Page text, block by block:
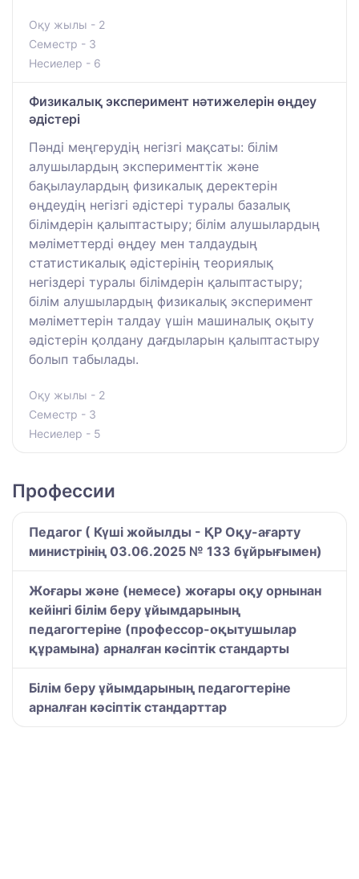
Оқу жылы - 2
Семестр - 3
Несиелер - 6
Физикалық эксперимент нәтижелерін өңдеу
әдістері
Пәнді меңгерудің негізгі мақсаты: білім
алушылардың эксперименттік және
бақылаулардың физикалық деректерін
өңдеудің негізгі әдістері туралы базалық
білімдерін қалыптастыру; білім алушылардың
мәліметтерді өңдеу мен талдаудың
статистикалық әдістерінің теориялық
негіздері туралы білімдерін қалыптастыру;
білім алушылардың физикалық эксперимент
мәліметтерін талдау үшін машиналық оқыту
әдістерін қолдану дағдыларын қалыптастыру
болып табылады.
Оқу жылы - 2
Семестр - 3
Несиелер - 5
Профессии
Педагог ( Күші жойылды - ҚР Оқу-ағарту
министрінің 03.06.2025 № 133 бұйрығымен)
Жоғары және (немесе) жоғары оқу орнынан
кейінгі білім беру ұйымдарының
педагогтеріне (профессор-оқытушылар
құрамына) арналған кәсіптік стандарты
Білім беру ұйымдарының педагогтеріне
арналған кәсіптік стандарттар